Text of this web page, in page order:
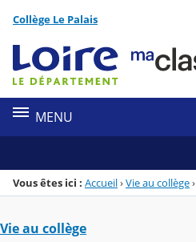
Menu de la rubrique
Contenu
Collège Le Palais
MENU
Vous êtes ici : Accueil›Vie au collège›
Vie au collège